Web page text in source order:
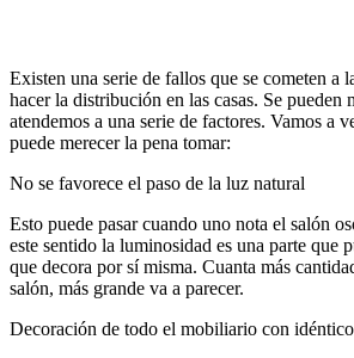
Existen una serie de fallos que se cometen a
hacer la distribución en las casas. Se pueden
atendemos a una serie de factores. Vamos a
puede merecer la pena tomar:
No se favorece el paso de la luz natural
Esto puede pasar cuando uno nota el salón
este sentido la luminosidad es una parte que
que decora por sí misma. Cuanta más
salón, más grande va a parecer.
Decoración de todo el mobiliario con